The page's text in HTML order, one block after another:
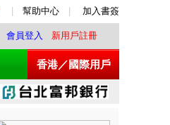
幫助中心 加入書簽
會員登入 新用戶註冊
香港／國際用戶